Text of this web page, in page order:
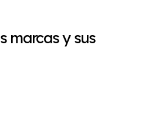
marcas y sus